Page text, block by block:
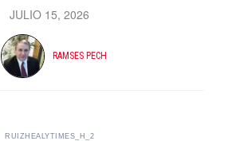
JULIO 15, 2026
RAMSES PECH
RUIZHEALYTIMES_H_2